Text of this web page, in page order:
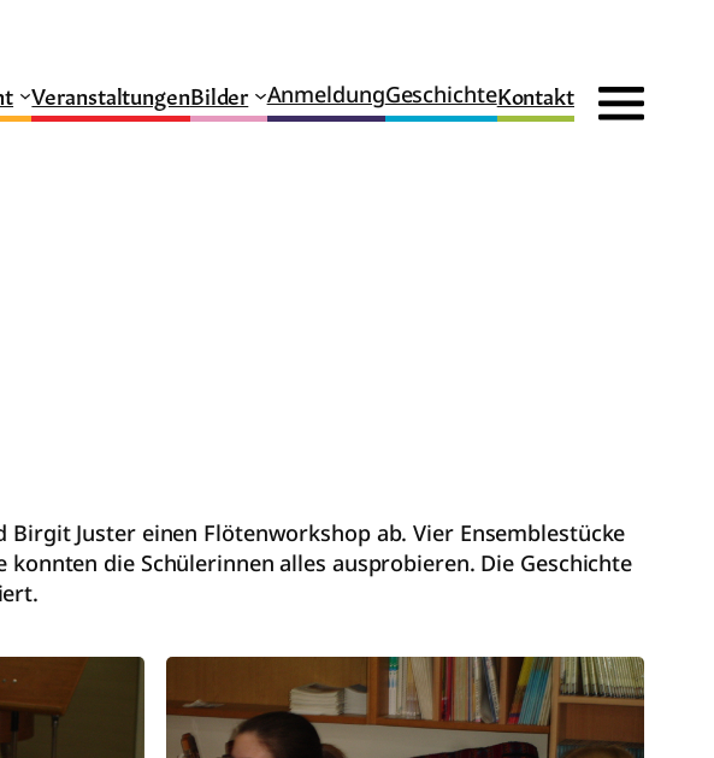
VeranstaltungenBilder AnmeldungGeschichteKontakt
Juster einen Flötenworkshop ab. Vier Ensemblestücke
die Schülerinnen alles ausprobieren. Die Geschichte